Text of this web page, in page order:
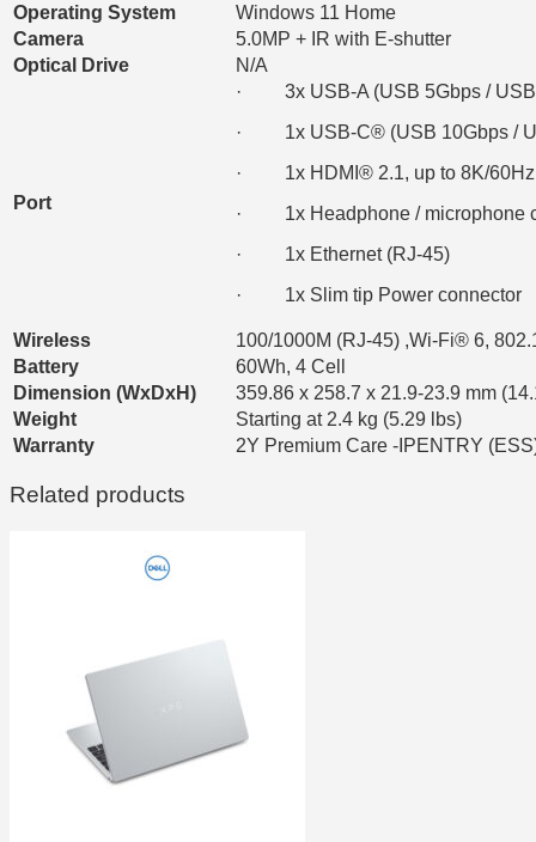
Operating System
Windows 11 Home
Camera
5.0MP + IR with E-shutter
Optical Drive
N/A
Port
· 3x USB-A (USB 5Gbps / USB
· 1x USB-C® (USB 10Gbps /
· 1x HDMI® 2.1, up to 8K/60Hz
· 1x Headphone / microphone
· 1x Ethernet (RJ-45)
· 1x Slim tip Power connector
Wireless
100/1000M (RJ-45) ,Wi-Fi® 6,
Battery
60Wh, 4 Cell
Dimension (WxDxH)
359.86 x 258.7 x 21.9-23.9 mm
Weight
Starting at 2.4 kg (5.29 lbs)
Warranty
2Y Premium Care -IPENTRY
Related products